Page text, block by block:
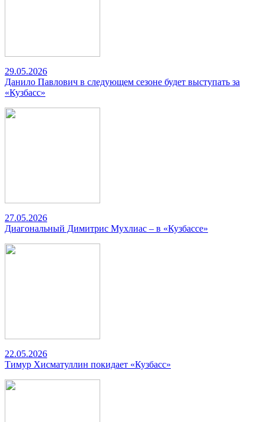
29.05.2026
Данило Павлович в следующем сезоне будет выступать за
«Кузбасс»
27.05.2026
Диагональный Димитрис Мухлиас – в «Кузбассе»
22.05.2026
Тимур Хисматуллин покидает «Кузбасс»